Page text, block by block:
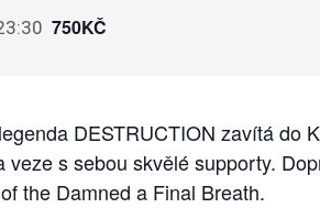
750KČ
DESTRUCTION zavítá do
veze s sebou skvělé supporty.
the Damned a Final Breath.